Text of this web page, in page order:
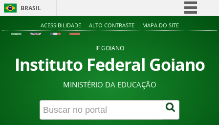
BRASIL
Simplifique!
Acesso à informação
Legislação
Canais
ACESSIBILIDADE ALTO CONTRASTE MAPA DO SITE
IF GOIANO
Instituto Federal Goiano
MINISTÉRIO DA EDUCAÇÃO